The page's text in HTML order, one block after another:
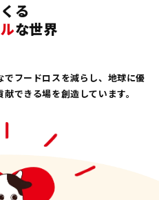
る
な世界
フードロスを減らし、地球に優
できる場を創造しています。